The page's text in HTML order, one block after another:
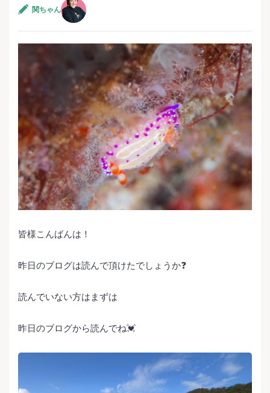
関ちゃん
皆様こんばんは！
昨日のブログは読んで頂けたでしょうか❓
読んでいない方はまずは
昨日のブログから読んでね💓